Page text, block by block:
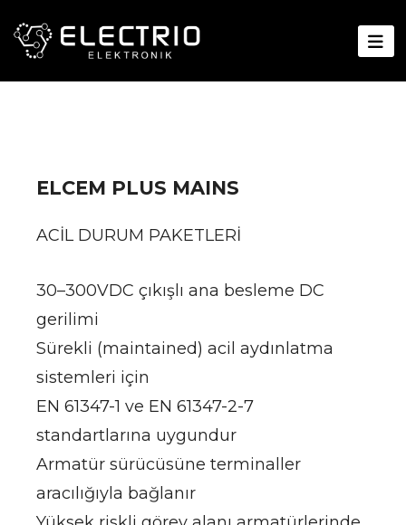
ELCEM PLUS MAINS
ACİL DURUM PAKETLERİ
30–300VDC çıkışlı ana besleme DC
gerilimi
Sürekli (maintained) acil aydınlatma
sistemleri için
EN 61347-1 ve EN 61347-2-7
standartlarına uygundur
Armatür sürücüsüne terminaller
aracılığıyla bağlanır